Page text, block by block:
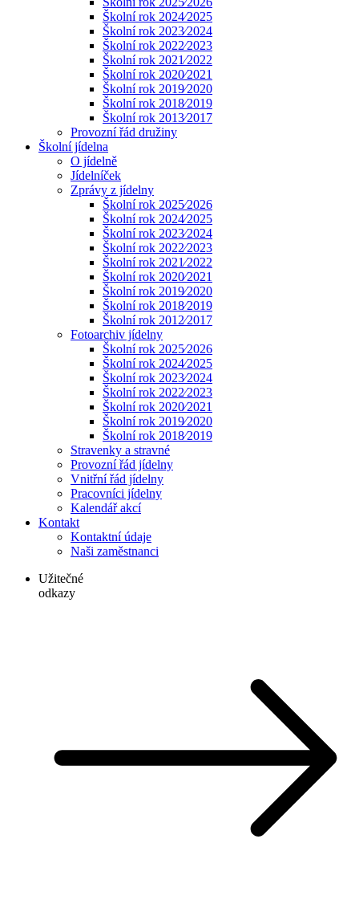
Školní rok 2024⁄2025
Školní rok 2023⁄2024
Školní rok 2022⁄2023
Školní rok 2021⁄2022
Školní rok 2020⁄2021
Školní rok 2019⁄2020
Školní rok 2018⁄2019
Školní rok 2013⁄2017
Provozní řád družiny
Školní jídelna
O jídelně
Jídelníček
Zprávy z jídelny
Školní rok 2025⁄2026
Školní rok 2024⁄2025
Školní rok 2023⁄2024
Školní rok 2022⁄2023
Školní rok 2021⁄2022
Školní rok 2020⁄2021
Školní rok 2019⁄2020
Školní rok 2018⁄2019
Školní rok 2012⁄2017
Fotoarchiv jídelny
Školní rok 2025⁄2026
Školní rok 2024⁄2025
Školní rok 2023⁄2024
Školní rok 2022⁄2023
Školní rok 2020⁄2021
Školní rok 2019⁄2020
Školní rok 2018⁄2019
Stravenky a stravné
Provozní řád jídelny
Vnitřní řád jídelny
Pracovníci jídelny
Kalendář akcí
Kontakt
Kontaktní údaje
Naši zaměstnanci
Užitečné
odkazy